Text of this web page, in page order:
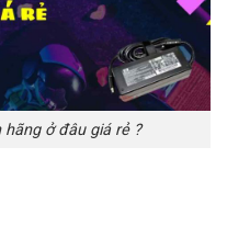
ở đâu giá rẻ ?